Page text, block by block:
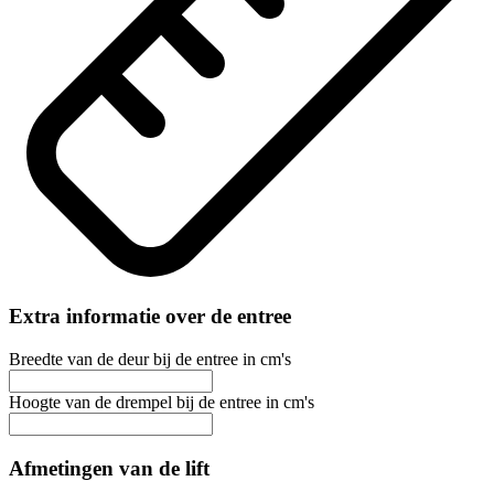
Extra informatie over de entree
Breedte van de deur bij de entree in cm's
Hoogte van de drempel bij de entree in cm's
Afmetingen van de lift